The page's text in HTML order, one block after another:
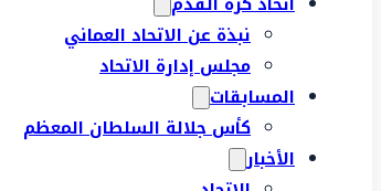
نبذة عن الاتحاد العماني
مجلس إدارة الاتحاد
المسابقات
كأس جلالة السلطان المعظم
الأخبار